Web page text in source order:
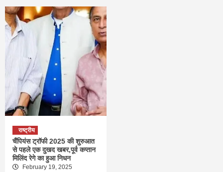
राष्ट्रीय
चैंपियंस ट्रॉफी 2025 की शुरुआत
से पहले एक दुखद खबर,पूर्व कप्तान
मिलिंद रेगे का हुआ निधन
February 19, 2025